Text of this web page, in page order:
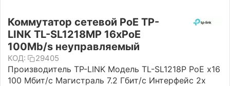
Коммутатор сетевой PoE TP-
LINK TL-SL1218MP 16xPoE
100Mb/s неуправляемый
КОД: 29405
Производитель TP-LINK Модель TL-SL1218P PoE x16
100 Мбит/с Магистраль 7.2 Гбит/с Интерфейс 2х